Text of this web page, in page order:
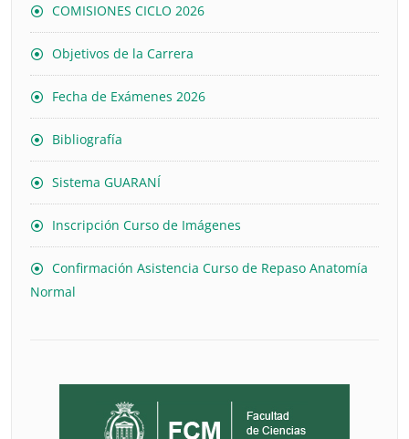
COMISIONES CICLO 2026
Objetivos de la Carrera
Fecha de Exámenes 2026
Bibliografía
Sistema GUARANÍ
Inscripción Curso de Imágenes
Confirmación Asistencia Curso de Repaso Anatomía
Normal